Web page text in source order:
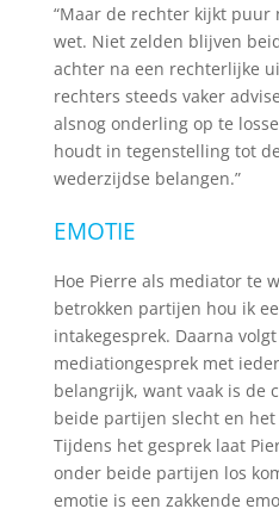
“Maar de rechter kijkt puur
wet. Niet zelden blijven
achter na een rechterlijke
rechters steeds vaker
alsnog onderling op te
houdt in tegenstelling tot
wederzijdse belangen.”
EMOTIE
Hoe Pierre als mediator te
betrokken partijen hou ik
intakegesprek. Daarna
mediationgesprek met
belangrijk, want vaak is de
beide partijen slecht en
Tijdens het gesprek laat
onder beide partijen los
emotie is een zakkende